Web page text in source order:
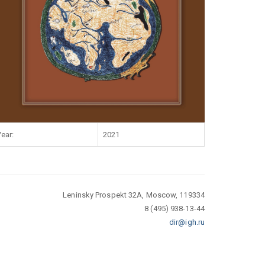
2021
Leninsky Prospekt 32A, Moscow, 119334
8 (495) 938-13-44
dir@igh.ru